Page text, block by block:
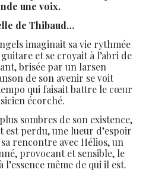
une voix.
de Thibaud…
imaginait sa vie rythmée
et se croyait à l’abri de
brisée par un larsen
de son avenir se voit
qui faisait battre le cœur
écorché.
sombres de son existence,
est perdu, une lueur d’espoir
rencontre avec Hélios, un
provocant et sensible, le
l’essence même de qui il est.